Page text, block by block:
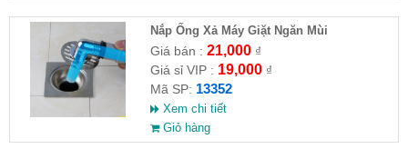
Nắp Ống Xả Máy Giặt Ngăn Mùi
Giá bán : 21,000₫
Giá sỉ VIP : 19,000₫
Mã SP: 13352
Xem chi tiết
Giỏ hàng